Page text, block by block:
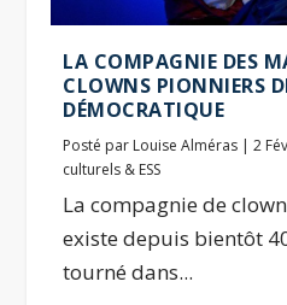
LA COMPAGNIE DES
CLOWNS PIONNIERS
DÉMOCRATIQUE
Posté par Louise Alméras |2
culturels & ESS
La compagnie de
existe depuis bientôt
tourné dans...